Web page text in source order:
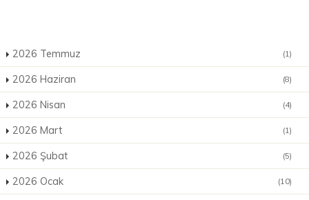
2026 Temmuz (1)
2026 Haziran (8)
2026 Nisan (4)
2026 Mart (1)
2026 Şubat (5)
2026 Ocak (10)